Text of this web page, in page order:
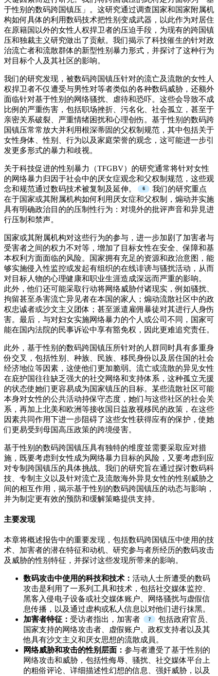
于性别的数码跨国镇压」。这研究通过调查国家和国家附属机
构如何具体的利用数码技术把性别变成武器，以此作为对居住
在原籍国以外的女性人权捍卫者的压迫手段，为现有的跨国镇
压和独裁主义研究做出了贡献。我们揭示了科技催生的针对政
治流亡者和流散群体的新型性别暴力形式，并探讨了这种行为
对目标个人及其社区的影响。
我们的研究发现，被数码跨国镇压针对的流亡及流散的女性人
权捍卫者不仅遭受与男性对等者类似的各种数码威胁，还额外
面临针对基于性别的网络骚扰、虐待和恐吓。这些会导致不成
比例的严重伤害，包括职场挫折、污名化、社会孤立，甚至于
亲密关系破裂、严重情绪困扰和心理创伤。基于性别的数码跨
国镇压常常放大并利用根深蒂固的父权制规范，其中包括关于
女性身体、性别、行为以及家庭荣誉的观念，这可能进一步引
发更多形式的暴力和歧视。
关于科技促进的性别暴力（TFGBV）的研究通常将针对女性
的网络暴力归因于社会中的厌女症观念和父权制规范，这些观
念和规范通过数码技术被复制及延伸。
我们的研究重点
在于国家或其附属机构如何利用厌女症和父权制，煽动并实施
具有明确政治目的的压制性行为：对境外的批评声音和异見进
行压制和禁声。
国家或其附属机构对这些行为的参与，进一步加剧了加害者与
受害者之间的权力不对等，增加了目标女性在安全、保障和基
本权利方面面临的风险。国家拥有充足的资源和政治意图，能
够实施侵入性监控或发起有组织的在线诽谤与骚扰活动，从而
对目标人物的心理健康和职业生涯造成深远而严重的影响。
此外，他们还可能采取行动将网络威胁付诸现实，例如骚扰、
拘留甚至杀害流亡异见者在本国的家人；煽动流散社区中的政
权忠诚者或沙文主义团体；甚至派遣雇佣暴徒对其进行人身伤
害。最后，与对妇女实施网络暴力的个人或公司不同，国家可
能在国内法院的民事诉讼中享有豁免权，因此更难追究责任。
此外，基于性别的数码跨国镇压所针对的人群同时具有多重身
份交叉，包括性别、种族、民族、移民身份以及居住国的社会
经济地位等因素，这使他们更加脆弱。流亡或流散的异见女性
在庇护国往往缺乏强大的社交网络和支持体系，这种孤立无援
的状态使她们更容易成为国家镇压的目标。某些流散社区可能
本身对女性的公共活动持保守态度，她们与这些社区的社会关
系，再加上北美和欧洲等接收国日益敌视移民的政策，在这些
因素共同作用下进一步阻碍了这些女性获得应有的保护，使她
们更易受到母国高压政策的跨境侵害。
基于性别的数码跨国镇压具有独特的维度並需要采取应对措
施，既要考虑到女性成为网络暴力目标的风险，又要考虑到应
对专制跨国镇压的具体挑战。我们的研究旨在通过探讨数码科
技、专制主义以及针对流亡及流散海外异見女性的性别威胁之
间的相互作用，揭示基于性别的数码跨国镇压的动态与影响，
并为制定更有效的预防和缓解策略提供支持。
主要发现
本章将概述报告中的重要发现，包括数码跨国镇压中使用的技
术、加害者的潜在特征和动机、研究参与者所经历的数码攻击
及威胁的性别特征，并探讨这些发现所带来的影响。
数码攻击中使用的科技和技术： 活动人士所遭受的数码
攻击是利用了一系列工具和技术，包括社交媒体监控、
黑客入侵电子设备或社交媒体账户、网络骚扰与虚假信
息传播，以及通过虚构或私人信息以对他们进行抹黑。
加害者特征： 受访者指出，加害者
包括政府官员、
国家支持的网络攻击者、虚假账户、政权支持者以及其
他具有沙文主义和厌女思想的流散成員。
网络威胁和攻击的性别层面： 参与者遭受了基于性别的
网络攻击和威胁，包括性侮辱、骚扰、社交媒体平台上
的粗俗评论、详细描述性幻想的信息、强奸威胁，以及